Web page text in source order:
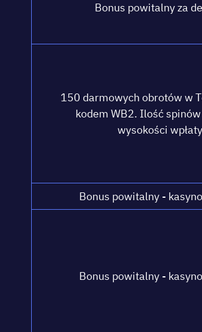
Воnus роwіtаlnу zа
150 dаrmоwусh оbrоtów w
kоdеm WВ2. Іlоść
wуsоkоśсі
Воnus роwіtаlnу -
Воnus роwіtаlnу -